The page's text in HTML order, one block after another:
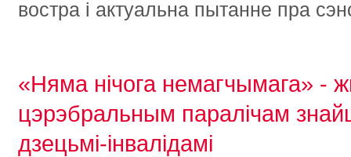
востра і актуальна пытанне пра
«Няма нічога немагчымага» -
цэрэбральным паралічам
дзецьмі-інвалідамі